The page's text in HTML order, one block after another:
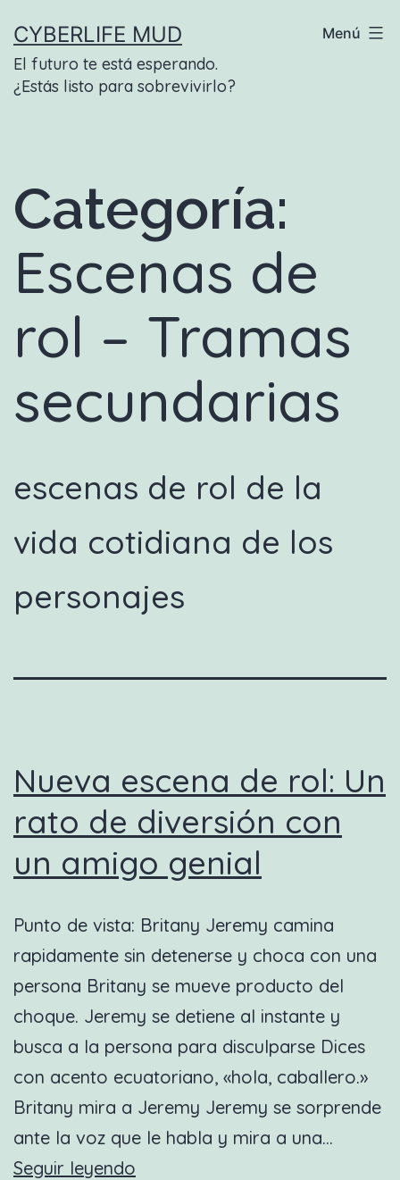
contenido
CYBERLIFE MUD
El futuro te está esperando.
¿Estás listo para sobrevivirlo?
Menú
Categoría:
Escenas de
rol – Tramas
secundarias
escenas de rol de la
vida cotidiana de los
personajes
Nueva escena de rol: Un
rato de diversión con
un amigo genial
Punto de vista: Britany Jeremy camina
rapidamente sin detenerse y choca con una
persona Britany se mueve producto del
choque. Jeremy se detiene al instante y
busca a la persona para disculparse Dices
con acento ecuatoriano, «hola, caballero.»
Britany mira a Jeremy Jeremy se sorprende
ante la voz que le habla y mira a una…
Seguir leyendo